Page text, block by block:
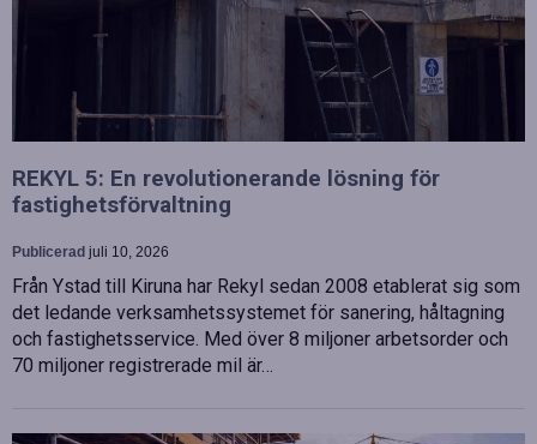
REKYL 5: En revolutionerande lösning för
fastighetsförvaltning
Publicerad juli 10, 2026
Från Ystad till Kiruna har Rekyl sedan 2008 etablerat sig som
det ledande verksamhetssystemet för sanering, håltagning
och fastighetsservice. Med över 8 miljoner arbetsorder och
70 miljoner registrerade mil är…